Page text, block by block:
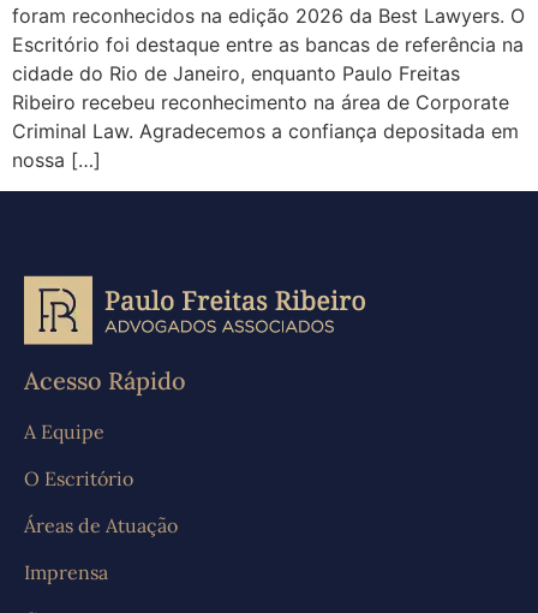
foram reconhecidos na edição 2026 da Best Lawyers. O
Escritório foi destaque entre as bancas de referência na
cidade do Rio de Janeiro, enquanto Paulo Freitas
Ribeiro recebeu reconhecimento na área de Corporate
Criminal Law. Agradecemos a confiança depositada em
nossa […]
Acesso Rápido
A Equipe
O Escritório
Áreas de Atuação
Imprensa